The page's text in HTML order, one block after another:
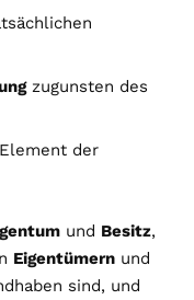
zugunsten des
der
und Besitz,
Eigentümern und
sind, und